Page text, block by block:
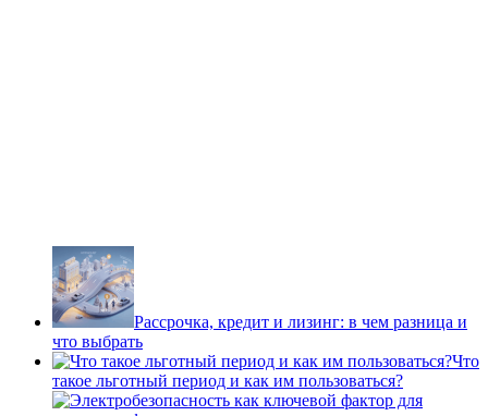
Рассрочка, кредит и лизинг: в чем разница и
что выбрать
Что
такое льготный период и как им пользоваться?